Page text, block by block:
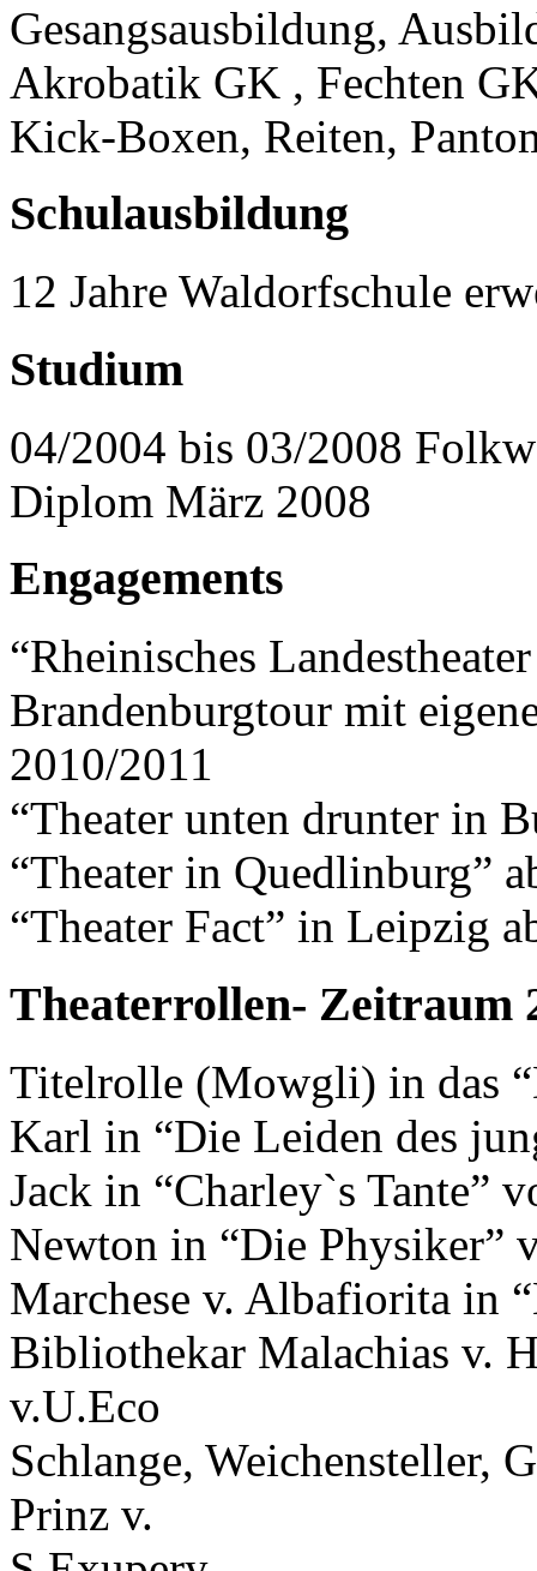
Gesangsausbildung,
Akrobatik GK , Fechten
Kick-Boxen, Reiten,
Schulausbildung
12 Jahre Waldorfschule
Studium
04/2004 bis 03/2008
Diplom März 2008
Engagements
“Rheinisches
Brandenburgtour mit
2010/2011
“Theater unten drunter in
“Theater in Quedlinburg”
“Theater Fact” in Leipzig
Theaterrollen- Zeitraum
Titelrolle (Mowgli) in das
Karl in “Die Leiden des
Jack in “Charley`s Tante”
Newton in “Die Physiker”
Marchese v. Albafiorita in
Bibliothekar Malachias v.
v.U.Eco
Schlange, Weichensteller,
Prinz v.